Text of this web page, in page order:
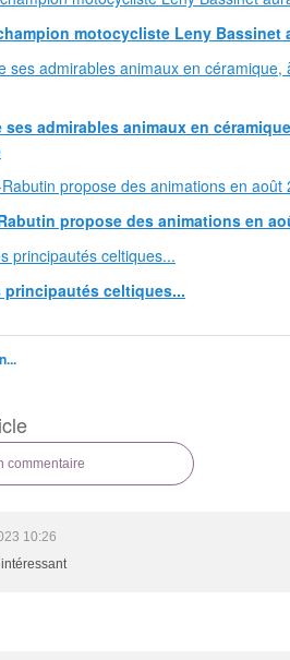
motocycliste Leny Bassinet
admirables animaux en
propose des animations en
principautés celtiques...
commentaire
10:26